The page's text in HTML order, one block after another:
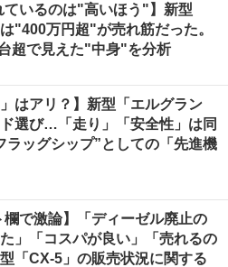
ているのは"高いほう"】新型
は"400万円超"が売れ筋だった。
超で見えた"中身"を分析
」はアリ？】新型「エルグラン
ド選び…「走り」「安全性」は同
ラッグシップ”としての「先進機
欄で激論】「ディーゼル廃止の
」「コスパが良い」「売れるの
「CX-5」の販売状況に関する